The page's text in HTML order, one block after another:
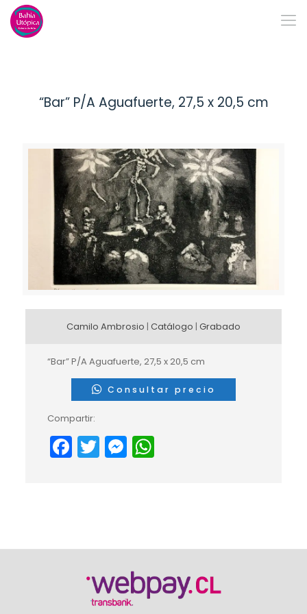
“Bar” P/A Aguafuerte, 27,5 x 20,5 cm
Camilo Ambrosio | Catálogo | Grabado
“Bar” P/A Aguafuerte, 27,5 x 20,5 cm
Consultar precio
Compartir:
Facebook
TwitterMessenger
WhatsApp